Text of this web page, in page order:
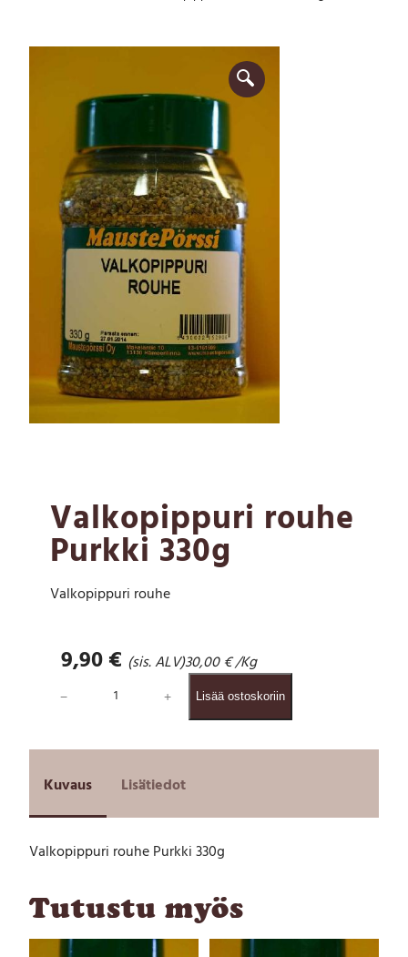
Valkopippuri rouhe
Purkki 330g
Valkopippuri rouhe
9,90€ (sis. ALV)30,00€/Kg
p
i
p
u
r
− + Lisää ostoskoriin
Kuvaus Lisätiedot
Valkopippuri rouhe Purkki 330g
Tutustu myös